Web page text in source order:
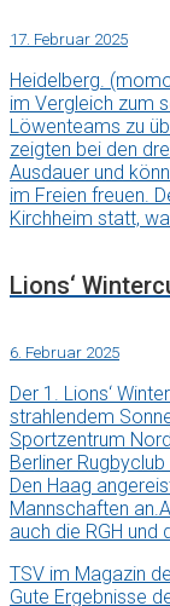
17. Februar 2025
Heidelberg.
im Vergleich zum
Löwenteams zu
zeigten bei den
Ausdauer und
im Freien freuen.
Kirchheim statt,
Lions‘
6. Februar 2025
Der 1. Lions‘
strahlendem
Sportzentrum
Berliner
Den Haag
Mannschaften
auch die RGH und
TSV im Magazin
Gute Ergebnisse